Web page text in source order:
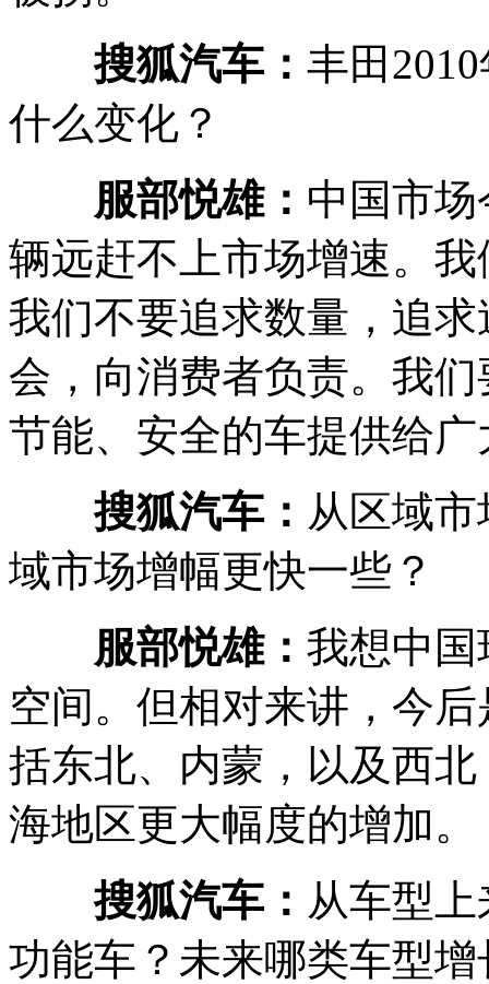
搜狐汽车： 丰田
什么变化？
服部悦雄： 中国市
辆远赶不上市场增速。
我们不要追求数量，追
会，向消费者负责。我
节能、安全的车提供给
搜狐汽车： 从区域
域市场增幅更快一些？
服部悦雄： 我想中
空间。但相对来讲，今
括东北、内蒙，以及西
海地区更大幅度的增加。
搜狐汽车： 从车型
功能车？未来哪类车型